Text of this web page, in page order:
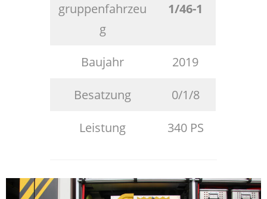
gruppenfahrzeu
g
1/46-1
Baujahr 2019
Besatzung 0/1/8
Leistung 340 PS